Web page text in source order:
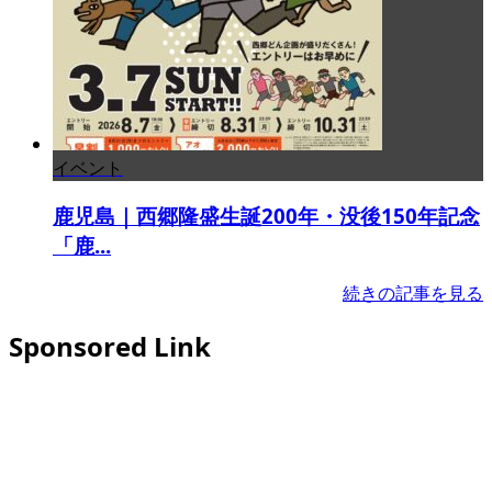
イベント
鹿児島｜西郷隆盛生誕200年・没後150年記念
「鹿...
続きの記事を見る
Sponsored Link